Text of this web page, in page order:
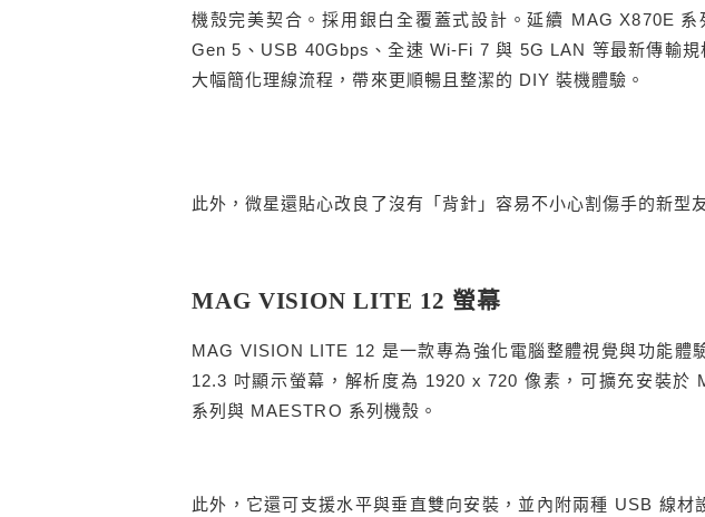
機殼完美契合。採用銀白全覆蓋式設計。延續 MAG X870E
Gen 5、USB 40Gbps、全速 Wi-Fi 7 與 5G LAN 等最新傳輸
大幅簡化理線流程，帶來更順暢且整潔的 DIY 裝機體驗。
此外，微星還貼心改良了沒有「背針」容易不小心割傷手的新型
MAG VISION LITE 12 螢幕
MAG VISION LITE 12 是一款專為強化電腦整體視覺與功能體
12.3 吋顯示螢幕，解析度為 1920 x 720 像素，可擴充安裝於
系列與 MAESTRO 系列機殼。
此外，它還可支援水平與垂直雙向安裝，並內附兩種 USB 線材